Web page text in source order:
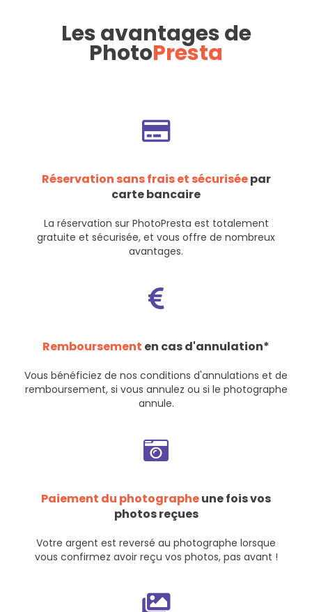
Les avantages de
PhotoPresta
Réservation sans frais et sécuriséepar
carte bancaire
La réservation sur PhotoPresta est totalement
gratuite et sécurisée, et vous offre de nombreux
avantages.
Remboursement en cas d'annulation*
Vous bénéficiez de nos conditions d'annulations et de
remboursement, si vous annulez ou si le photographe
annule.
Paiement du photographeune fois vos
photos reçues
Votre argent est reversé au photographe lorsque
vous confirmez avoir reçu vos photos, pas avant !